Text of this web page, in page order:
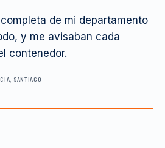
de mi departamento
y me avisaban cada
contenedor.
SANTIAGO